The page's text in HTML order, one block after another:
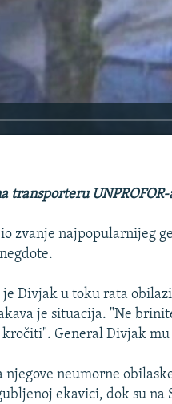
transporteru UNPROFOR-
zvanje najpopularnijeg
Divjak u toku rata
je situacija. "Ne
kročiti". General Divjak
njegove neumorne
ekavici, dok su na